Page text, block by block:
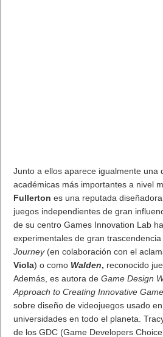
Próximamente en XBOX Game Pass:
Beta, Mio: Memories in Orbit, Cricket